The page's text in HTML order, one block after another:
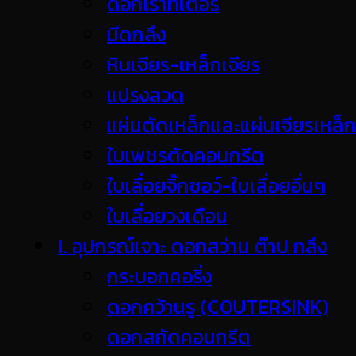
มีดกลึง
หินเจียร-เหล็กเจียร
แปรงลวด
แผ่นตัดเหล็กและแผ่นเจียรเหล็ก
ใบเพชรตัดคอนกรีต
ใบเลื่อยจิ๊กซอว์-ใบเลื่อยอื่นๆ
ใบเลื่อยวงเดือน
I. อุปกรณ์เจาะ ดอกสว่าน ต๊าป กลึง
กระบอกคอริ่ง
ดอกคว้านรู (COUTERSINK)
ดอกสกัดคอนกรีต